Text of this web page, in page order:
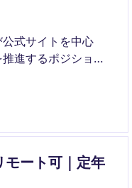
式サイトを中心
進するポジション
客体験を向上さ
モート可｜定年